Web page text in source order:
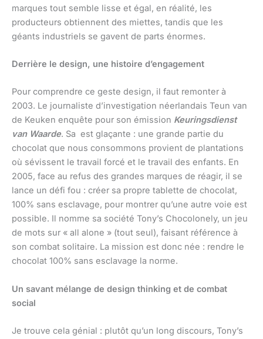
marques tout semble lisse et égal, en réalité, les
producteurs obtiennent des miettes, tandis que les
géants industriels se gavent de parts énormes.
Derrière le design, une histoire d’engagement
Pour comprendre ce geste design, il faut remonter à
2003. Le journaliste d’investigation néerlandais Teun van
de Keuken enquête pour son émission Keuringsdienst
van Waarde. Sa est glaçante : une grande partie du
chocolat que nous consommons provient de plantations
où sévissent le travail forcé et le travail des enfants. En
2005, face au refus des grandes marques de réagir, il se
lance un défi fou : créer sa propre tablette de chocolat,
100% sans esclavage, pour montrer qu’une autre voie est
possible. Il nomme sa société Tony’s Chocolonely, un jeu
de mots sur « all alone » (tout seul), faisant référence à
son combat solitaire. La mission est donc née : rendre le
chocolat 100% sans esclavage la norme.
Un savant mélange de design thinking et de combat
social
Je trouve cela génial : plutôt qu’un long discours, Tony’s